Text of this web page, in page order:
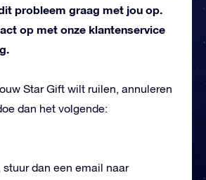
probleem graag met jou op.
op met onze klantenservice
.
Star Gift wilt ruilen, annuleren
dan het volgende:
dan een email naar